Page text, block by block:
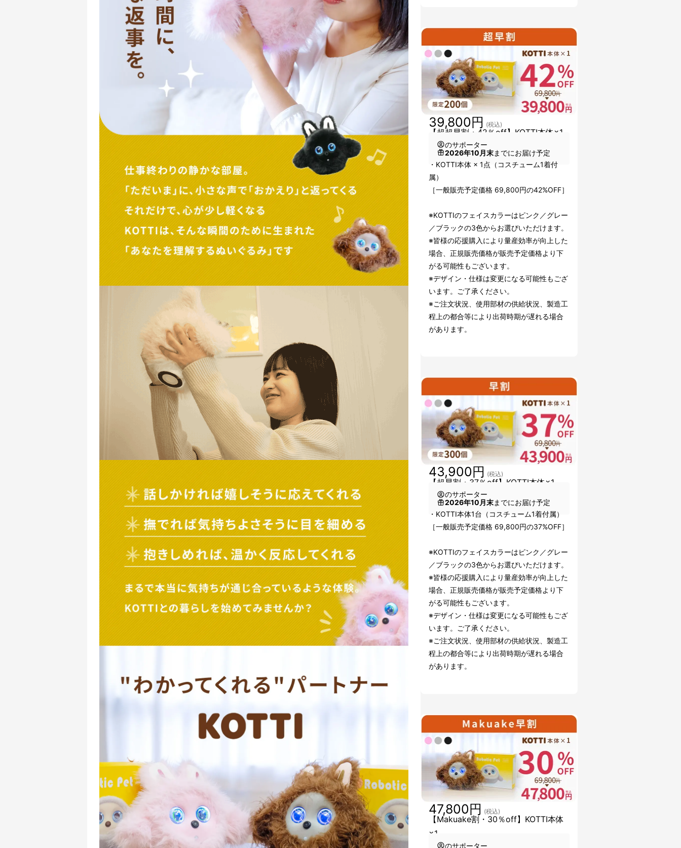
【超超早割・42％off】KOTTI本体×1
39,800円 (税込)
のサポーター
2026年10月末までにお届け予定
・KOTTI本体 × 1点（コスチューム1着付
属）
［一般販売予定価格 69,800円の42%OFF］
※KOTTIのフェイスカラーはピンク／グレー
／ブラックの3色からお選びいただけます。
※皆様の応援購入により量産効率が向上した
場合、正規販売価格が販売予定価格より下
がる可能性もございます。
※デザイン・仕様は変更になる可能性もござ
います。ご了承ください。
※ご注文状況、使用部材の供給状況、製造工
程上の都合等により出荷時期が遅れる場合
があります。
【超早割・37％off】KOTTI本体×1
43,900円 (税込)
のサポーター
2026年10月末までにお届け予定
・KOTTI本体1台（コスチューム1着付属）
［一般販売予定価格 69,800円の37%OFF］
※KOTTIのフェイスカラーはピンク／グレー
／ブラックの3色からお選びいただけます。
※皆様の応援購入により量産効率が向上した
場合、正規販売価格が販売予定価格より下
がる可能性もございます。
※デザイン・仕様は変更になる可能性もござ
います。ご了承ください。
※ご注文状況、使用部材の供給状況、製造工
程上の都合等により出荷時期が遅れる場合
があります。
【Makuake割・30％off】KOTTI本体
×1
47,800円 (税込)
のサポーター